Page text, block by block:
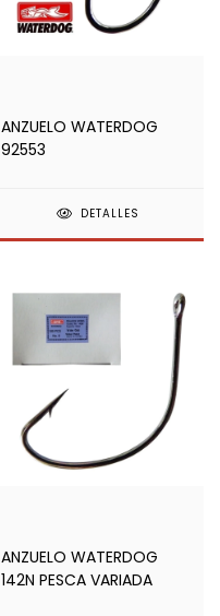
ANZUELO WATERDOG
92553
DETALLES
ANZUELO WATERDOG
142N PESCA VARIADA